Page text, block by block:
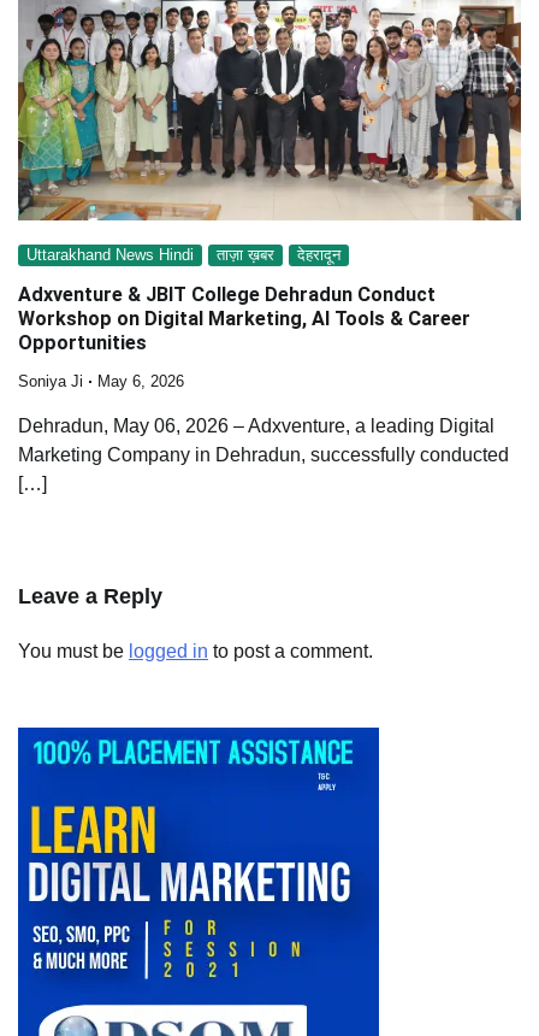
Uttarakhand News Hindi ताज़ा ख़बर देहरादून
Adxventure & JBIT College Dehradun Conduct
Workshop on Digital Marketing, AI Tools & Career
Opportunities
Soniya Ji May 6, 2026
Dehradun, May 06, 2026 – Adxventure, a leading Digital
Marketing Company in Dehradun, successfully conducted
[…]
Leave a Reply
You must be logged in to post a comment.